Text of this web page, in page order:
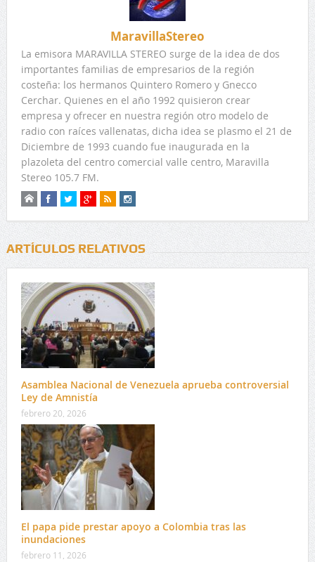
MaravillaStereo
La emisora MARAVILLA STEREO surge de la idea de dos
importantes familias de empresarios de la región
costeña: los hermanos Quintero Romero y Gnecco
Cerchar. Quienes en el año 1992 quisieron crear
empresa y ofrecer en nuestra región otro modelo de
radio con raíces vallenatas, dicha idea se plasmo el 21 de
Diciembre de 1993 cuando fue inaugurada en la
plazoleta del centro comercial valle centro, Maravilla
Stereo 105.7 FM.
ARTÍCULOS RELATIVOS
Asamblea Nacional de Venezuela aprueba controversial
Ley de Amnistía
febrero 20, 2026
El papa pide prestar apoyo a Colombia tras las
inundaciones
febrero 11, 2026